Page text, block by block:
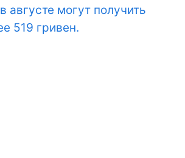
августе могут получить
519 гривен.